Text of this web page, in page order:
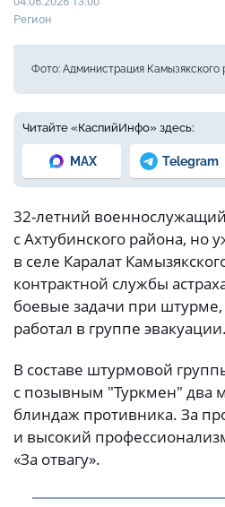
Регион
Фото: Администрация Камызякского
Читайте «КаспийИнфо» здесь:
MAX Telegram
32-летний
с Ахтубинского района, но
в селе Каралат
контрактной службы
боевые задачи при
работал в группе эвакуации.
В составе штурмовой
с позывным "Туркмен" два
блиндаж противника. За
и высокий
«За отвагу».